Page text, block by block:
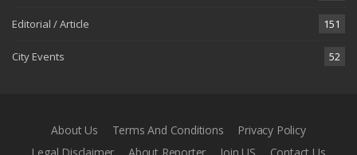
Editorial / Article 151
City Events 52
About Us Terms And Conditions
Privacy Policy